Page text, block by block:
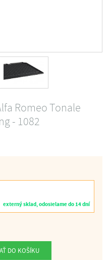
Romeo Tonale
- 1082
externý sklad, odosielame do 14 dní
DO KOŠÍKU